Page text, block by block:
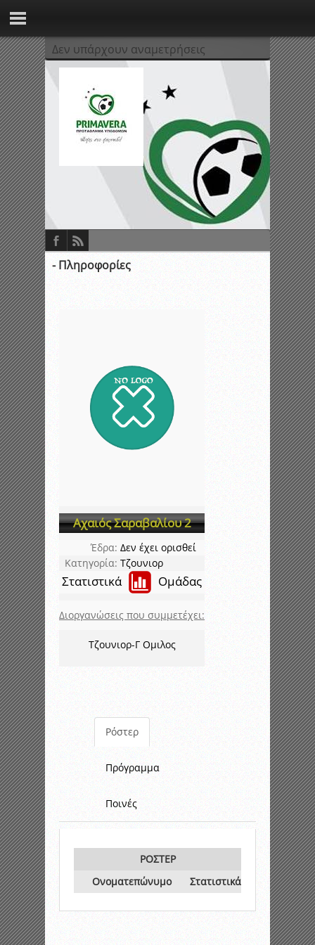
Δεν υπάρχουν αναμετρήσεις
- Πληροφορίες
Αχαιός Σαραβαλίου 2
Έδρα: Δεν έχει ορισθεί
Κατηγορία: Τζουνιορ
Στατιστικά Ομάδας
Διοργανώσεις που συμμετέχει:
Τζουνιορ-Γ Ομιλος
Ρόστερ
Πρόγραμμα
Ποινές
ΡΟΣΤΕΡ
Ονοματεπώνυμο
Στατιστικά